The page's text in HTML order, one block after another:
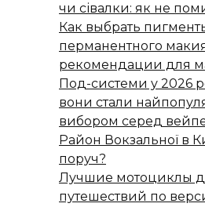
чи сівалки: як не
Как выбрать
перманентного
рекомендации для
Под-системи у 2026
вони стали
вибором серед
Район Вокзальної в
поруч?
Лучшие мотоциклы
путешествий по